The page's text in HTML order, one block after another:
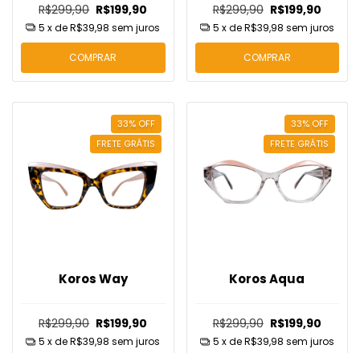
R$299,90 R$199,90
5 x deR$39,98 sem juros
COMPRAR
R$299,90 R$199,90
5 x deR$39,98 sem juros
COMPRAR
33% OFF
FRETE GRÁTIS
Koros Way
R$299,90 R$199,90
5 x deR$39,98 sem juros
33% OFF
FRETE GRÁTIS
Koros Aqua
R$299,90 R$199,90
5 x deR$39,98 sem juros